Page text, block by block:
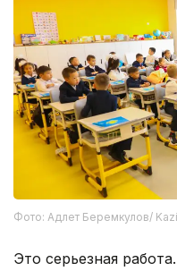
Фото: Адлет Беремкулов/
Это серьезная